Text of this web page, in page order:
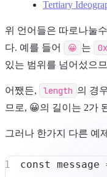
Tertiary
위 언어들은 따로나눌
다. 예를 들어
😀 는
있는 범위를 넘어섰으
어쨌든, length 의 경
므로, 😀의 길이는 2가
그러나 한가지 다른 예
const message